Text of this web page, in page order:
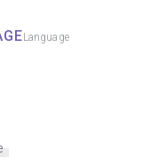
Language